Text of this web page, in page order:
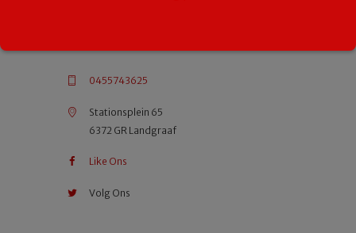
0455743625
Stationsplein 65
6372 GR Landgraaf
Like Ons
Volg Ons